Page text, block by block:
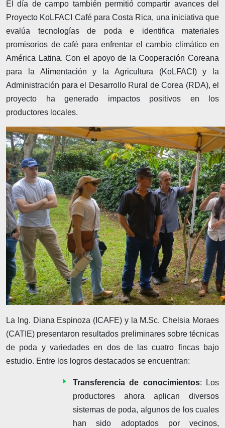
El día de campo también permitió compartir avances del
Proyecto KoLFACI Café para Costa Rica, una iniciativa que
evalúa tecnologías de poda e identifica materiales
promisorios de café para enfrentar el cambio climático en
América Latina. Con el apoyo de la Cooperación Coreana
para la Alimentación y la Agricultura (KoLFACI) y la
Administración para el Desarrollo Rural de Corea (RDA), el
proyecto ha generado impactos positivos en los
productores locales.
La Ing. Diana Espinoza (ICAFE) y la M.Sc. Chelsia Moraes
(CATIE) presentaron resultados preliminares sobre técnicas
de poda y variedades en dos de las cuatro fincas bajo
estudio. Entre los logros destacados se encuentran:
Transferencia de conocimientos: Los
productores ahora aplican diversos
sistemas de poda, algunos de los cuales
han sido adoptados por vecinos,